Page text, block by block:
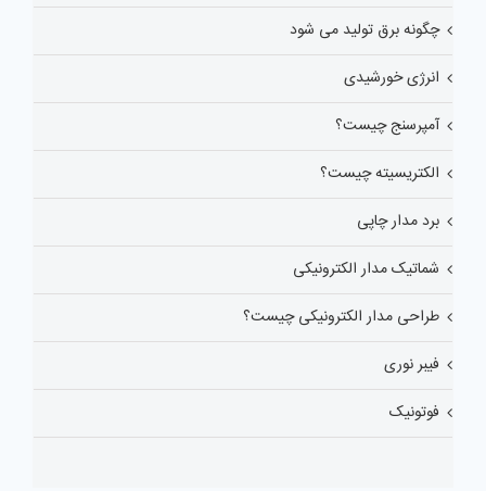
چگونه برق تولید می شود
انرژی خورشیدی
آمپرسنج چیست؟
الکتریسیته چیست؟
برد مدار چاپی
شماتیک مدار الکترونیکی
طراحی مدار الکترونیکی چیست؟
فیبر نوری
فوتونیک